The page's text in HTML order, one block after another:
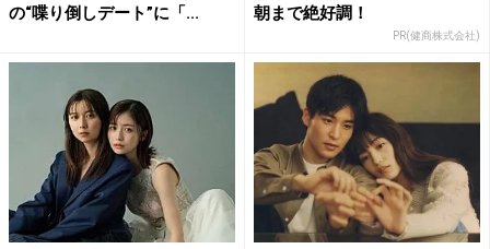
の“喋り倒しデート”に「...
朝まで絶好調！
PR(健商株式会社)